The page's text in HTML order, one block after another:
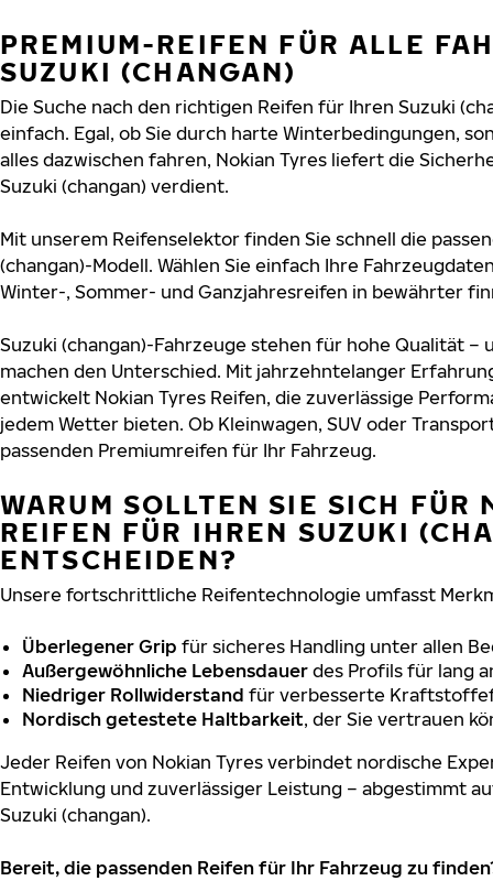
PREMIUM-REIFEN FÜR ALLE
SUZUKI (CHANGAN)
Die Suche nach den richtigen Reifen für Ihren Suzuki
einfach. Egal, ob Sie durch harte Winterbedingungen,
alles dazwischen fahren, Nokian Tyres liefert die
Suzuki (changan) verdient.
Mit unserem Reifenselektor finden Sie schnell die
(changan)-Modell. Wählen Sie einfach Ihre
Winter-, Sommer- und Ganzjahresreifen in bewährter
Suzuki (changan)-Fahrzeuge stehen für hohe Qualität –
machen den Unterschied. Mit jahrzehntelanger
entwickelt Nokian Tyres Reifen, die zuverlässige
jedem Wetter bieten. Ob Kleinwagen, SUV oder
passenden Premiumreifen für Ihr Fahrzeug.
WARUM SOLLTEN SIE SICH FÜR
REIFEN FÜR IHREN SUZUKI
ENTSCHEIDEN?
Unsere fortschrittliche Reifentechnologie umfasst
Überlegener Grip für sicheres Handling unter allen
Außergewöhnliche Lebensdauer des Profils für lang
Niedriger Rollwiderstand für verbesserte
Nordisch getestete Haltbarkeit, der Sie vertrauen
Jeder Reifen von Nokian Tyres verbindet nordische
Entwicklung und zuverlässiger Leistung – abgestimmt
Suzuki (changan).
Bereit, die passenden Reifen für Ihr Fahrzeug zu